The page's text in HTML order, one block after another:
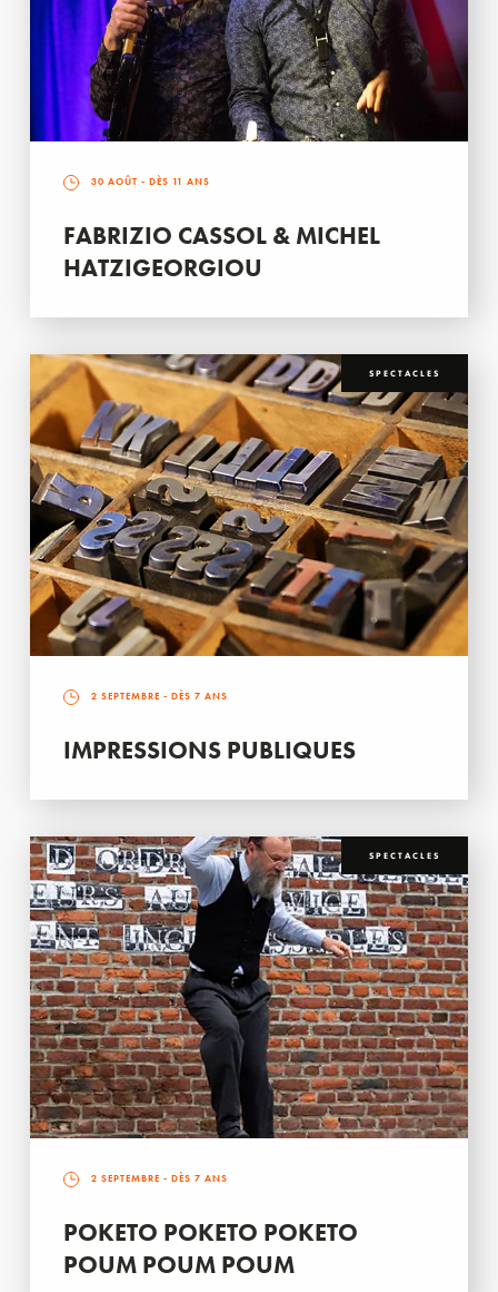
30 AOÛT - DÈS 11 ANS
FABRIZIO CASSOL & MICHEL
HATZIGEORGIOU
SPECTACLES
2 SEPTEMBRE - DÈS 7 ANS
IMPRESSIONS PUBLIQUES
SPECTACLES
2 SEPTEMBRE - DÈS 7 ANS
POKETO POKETO POKETO
POUM POUM POUM